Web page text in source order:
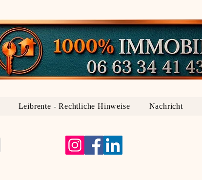
Leibrente - Rechtliche Hinweise Nachricht